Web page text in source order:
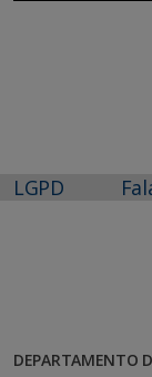
LGPD
DEPARTAMENTO